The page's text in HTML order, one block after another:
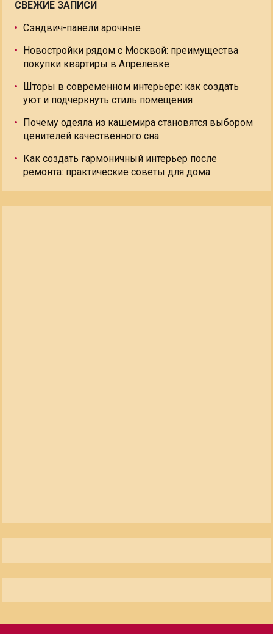
СВЕЖИЕ ЗАПИСИ
Сэндвич-панели арочные
Новостройки рядом с Москвой: преимущества
покупки квартиры в Апрелевке
Шторы в современном интерьере: как создать
уют и подчеркнуть стиль помещения
Почему одеяла из кашемира становятся выбором
ценителей качественного сна
Как создать гармоничный интерьер после
ремонта: практические советы для дома